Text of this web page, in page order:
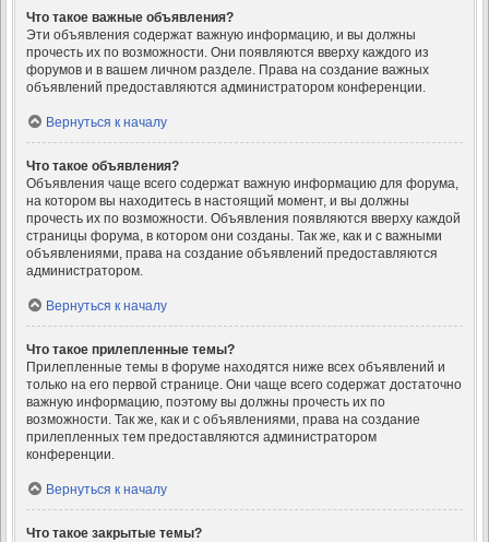
Что такое важные объявления?
Эти объявления содержат важную информацию, и вы должны
прочесть их по возможности. Они появляются вверху каждого из
форумов и в вашем личном разделе. Права на создание важных
объявлений предоставляются администратором конференции.
Вернуться к началу
Что такое объявления?
Объявления чаще всего содержат важную информацию для форума,
на котором вы находитесь в настоящий момент, и вы должны
прочесть их по возможности. Объявления появляются вверху каждой
страницы форума, в котором они созданы. Так же, как и с важными
объявлениями, права на создание объявлений предоставляются
администратором.
Вернуться к началу
Что такое прилепленные темы?
Прилепленные темы в форуме находятся ниже всех объявлений и
только на его первой странице. Они чаще всего содержат достаточно
важную информацию, поэтому вы должны прочесть их по
возможности. Так же, как и с объявлениями, права на создание
прилепленных тем предоставляются администратором
конференции.
Вернуться к началу
Что такое закрытые темы?